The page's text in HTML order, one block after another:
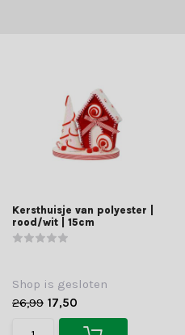
Kersthuisje van polyester |
rood/wit | 15cm
Shop is gesloten
26,99 17,50